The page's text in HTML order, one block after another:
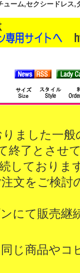
ーム,セクシードレス
ました一
終了とさせ
しておりま
文をご検討
にて販売継
じ商品やコ